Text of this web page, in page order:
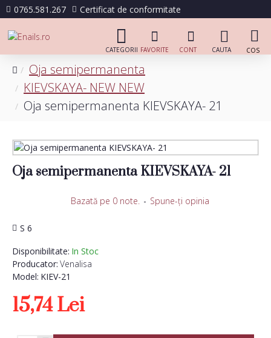
0765.581.267 Certificat de conformitate
Oja semipermanenta
KIEVSKAYA- NEW NEW
Oja semipermanenta KIEVSKAYA- 21
Oja semipermanenta KIEVSKAYA- 21
Disponibilitate: In Stoc
Producator: Venalisa
Model: KIEV-21
S 6
Bazată pe 0 note. - Spune-ţi opinia
15,74 Lei